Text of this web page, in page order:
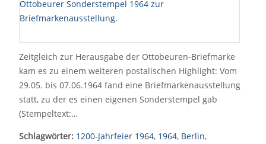
Zeitgleich zur Herausgabe der Ottobeuren-Briefmarke
kam es zu einem weiteren postalischen Highlight: Vom
29.05. bis 07.06.1964 fand eine Briefmarkenausstellung
statt, zu der es einen eigenen Sonderstempel gab
(Stempeltext:…
Schlagwörter: 1200-Jahrfeier 1964, 1964, Berlin,